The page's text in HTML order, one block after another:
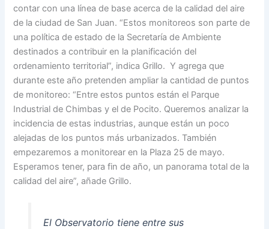
contar con una línea de base acerca de la calidad del aire
de la ciudad de San Juan. “Estos monitoreos son parte de
una política de estado de la Secretaría de Ambiente
destinados a contribuir en la planificación del
ordenamiento territorial”, indica Grillo. Y agrega que
durante este año pretenden ampliar la cantidad de puntos
de monitoreo: “Entre estos puntos están el Parque
Industrial de Chimbas y el de Pocito. Queremos analizar la
incidencia de estas industrias, aunque están un poco
alejadas de los puntos más urbanizados. También
empezaremos a monitorear en la Plaza 25 de mayo.
Esperamos tener, para fin de año, un panorama total de la
calidad del aire”, añade Grillo.
El Observatorio tiene entre sus